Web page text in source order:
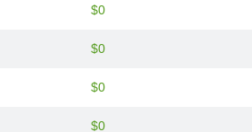
$0
$0
$0
$0